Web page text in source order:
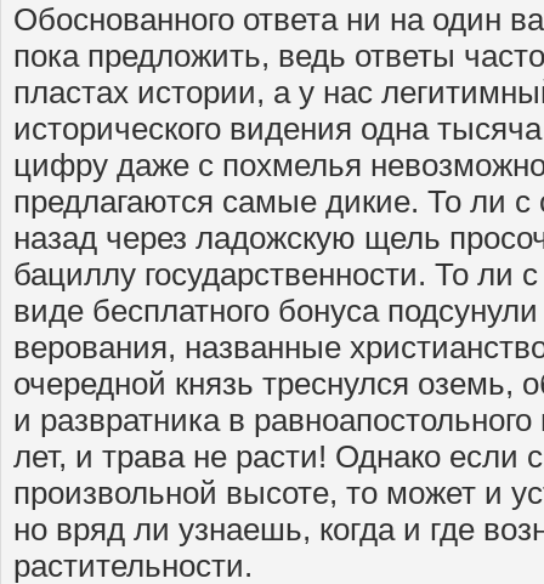
Обоснованного ответа ни на один
пока предложить, ведь ответы
пластах истории, а у нас
исторического видения одна
цифру даже с похмелья
предлагаются самые дикие. То ли с
назад через ладожскую щель
бациллу государственности. То ли
виде бесплатного бонуса
верования, названные
очередной князь треснулся оземь,
и развратника в
лет, и трава не расти! Однако если
произвольной высоте, то может и
но вряд ли узнаешь, когда и где
растительности.